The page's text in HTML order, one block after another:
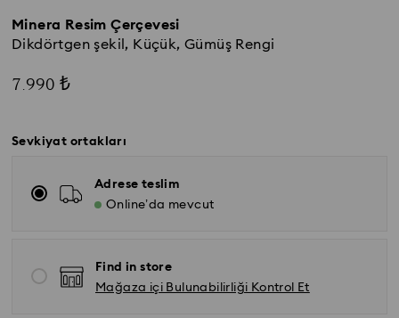
Minera Resim Çerçevesi
Dikdörtgen şekil, Küçük, Gümüş Rengi
7.990 ₺
Sevkiyat ortakları
Adrese teslim
Online’da mevcut
Find in store
Mağaza içi Bulunabilirliği Kontrol Et